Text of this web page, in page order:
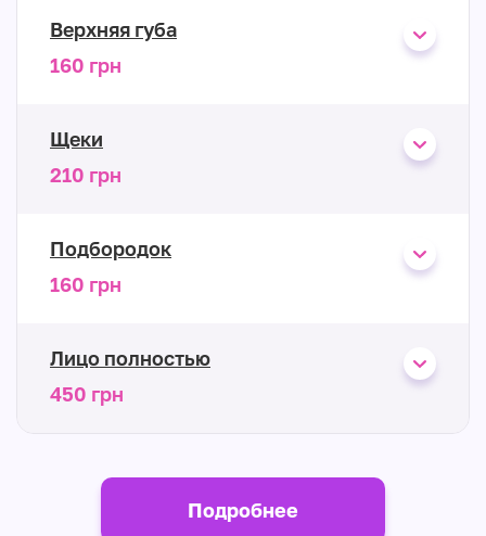
Верхняя губа
160 грн
Щеки
210 грн
Подбородок
160 грн
Лицо полностью
450 грн
Подробнее